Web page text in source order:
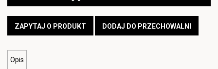
ZAPYTAJ O PRODUKT DODAJ DO PRZECHOWALNI
Opis